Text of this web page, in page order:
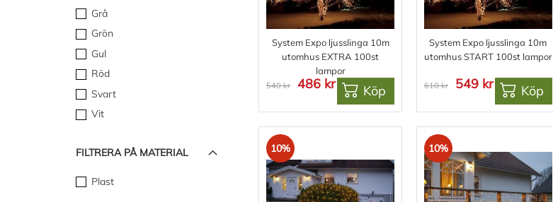
System Expo ljusslinga 10m
utomhus EXTRA 100st
lampor
540 kr 486 kr Köp
System Expo ljusslinga 10m
utomhus START 100st lampor
610 kr 549 kr Köp
10% 10%
Grå
Grön
Gul
Röd
Svart
Vit
FILTRERA PÅ MATERIAL
Plast